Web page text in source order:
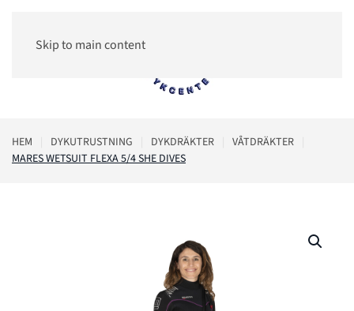
Skip to main content
HEM DYKUTRUSTNING DYKDRÄKTER
VÅTDRÄKTER
MARES WETSUIT FLEXA 5/4 SHE DIVES